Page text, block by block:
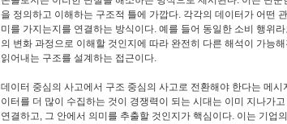
을 정의하고 이해하는 구조적 틀에 가깝다. 각각의 데이터가 어떤
미를 가지는지를 연결하는 방식이다. 예를 들어 동일한 소비 행위
의 변화 과정으로 이해할 것인지에 따라 완전히 다른 해석이 가능
읽어내는 구조를 설계하는 접근이다.
데이터 중심의 사고에서 구조 중심의 사고로 전환해야 한다는 메시
이터를 더 많이 수집하는 것이 경쟁력이 되는 시대는 이미 지나가
연결하고, 그 안에서 의미를 추출할 것인지가 핵심이다. 이는 기업